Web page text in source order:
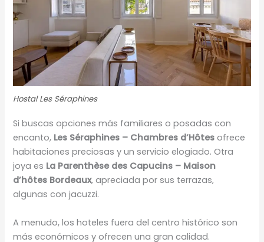
Hostal Les Séraphines
Si buscas opciones más familiares o posadas con
encanto, Les Séraphines – Chambres d’Hôtes ofrece
habitaciones preciosas y un servicio elogiado. Otra
joya es La Parenthèse des Capucins – Maison
d’hôtes Bordeaux, apreciada por sus terrazas,
algunas con jacuzzi.
A menudo, los hoteles fuera del centro histórico son
más económicos y ofrecen una gran calidad.